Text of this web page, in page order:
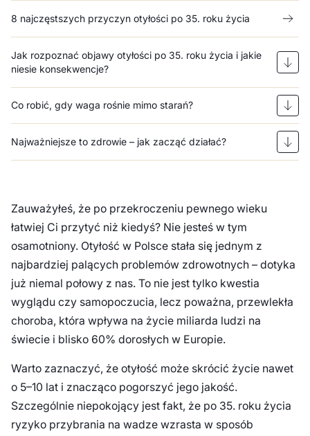
8 najczęstszych przyczyn otyłości po 35. roku życia
Jak rozpoznać objawy otyłości po 35. roku życia i jakie
niesie konsekwencje?
Co robić, gdy waga rośnie mimo starań?
Najważniejsze to zdrowie – jak zacząć działać?
Zauważyłeś, że po przekroczeniu pewnego wieku
łatwiej Ci przytyć niż kiedyś? Nie jesteś w tym
osamotniony. Otyłość w Polsce stała się jednym z
najbardziej palących problemów zdrowotnych – dotyka
już niemal połowy z nas. To nie jest tylko kwestia
wyglądu czy samopoczucia, lecz poważna, przewlekła
choroba, która wpływa na życie miliarda ludzi na
świecie i blisko 60% dorosłych w Europie.
Warto zaznaczyć, że otyłość może skrócić życie nawet
o 5–10 lat i znacząco pogorszyć jego jakość.
Szczególnie niepokojący jest fakt, że po 35. roku życia
ryzyko przybrania na wadze wzrasta w sposób